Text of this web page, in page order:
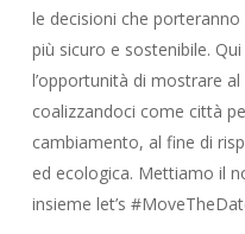
le decisioni che
più sicuro e sostenibile.
l’opportunità di mostrare
coalizzandoci come città
cambiamento, al fine di
ed ecologica. Mettiamo il
insieme let’s